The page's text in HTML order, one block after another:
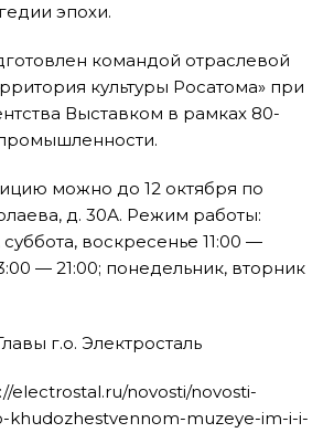
эпохи.
командой отраслевой
культуры Росатома» при
Выставком в рамках 80-
можно до 12 октября по
д. 30А. Режим работы:
воскресенье 11:00 —
— 21:00; понедельник, вторник
г.о. Электросталь
electrostal.ru/novosti/novosti-
khudozhestvennom-muzeye-im-i-i-